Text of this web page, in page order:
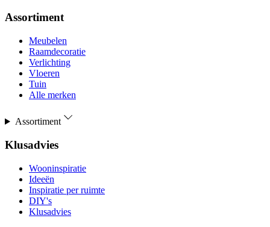
Assortiment
Meubelen
Raamdecoratie
Verlichting
Vloeren
Tuin
Alle merken
Assortiment
Klusadvies
Wooninspiratie
Ideeën
Inspiratie per ruimte
DIY's
Klusadvies